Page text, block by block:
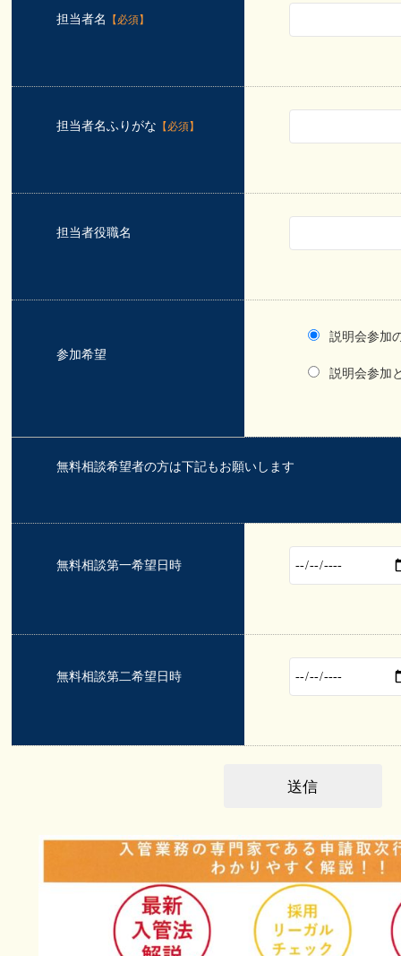
担当者名 【必須】
担当者名ふりがな 【必須】
担当者役職名
参加希望
説明会参加
説明会参加
無料相談希望者の方は下記もお願いします
無料相談第一希望日時
無料相談第二希望日時